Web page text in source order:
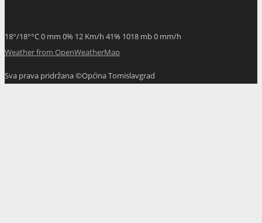
18°/18°°C0 mm 0% 12 Km/h 41% 1018 mb0 mm/h
Weather from OpenWeatherMap
Sva prava pridržana ©Općina Tomislavgrad